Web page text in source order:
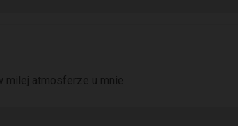
atmosferze u mnie...